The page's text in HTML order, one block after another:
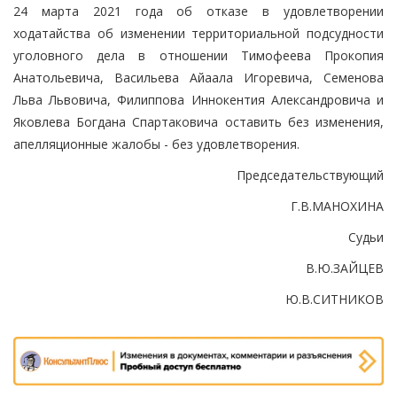
24 марта 2021 года об отказе в удовлетворении
ходатайства об изменении территориальной подсудности
уголовного дела в отношении Тимофеева Прокопия
Анатольевича, Васильева Айаала Игоревича, Семенова
Льва Львовича, Филиппова Иннокентия Александровича и
Яковлева Богдана Спартаковича оставить без изменения,
апелляционные жалобы - без удовлетворения.
Председательствующий
Г.В.МАНОХИНА
Судьи
В.Ю.ЗАЙЦЕВ
Ю.В.СИТНИКОВ